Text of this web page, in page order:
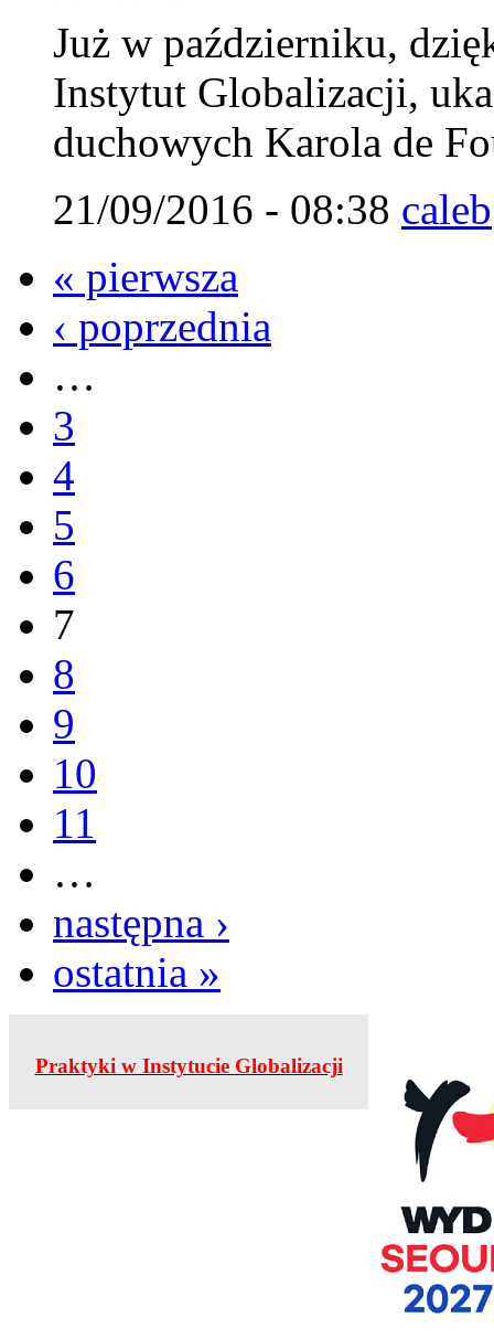
Już w październiku,
Instytut Globalizacji,
duchowych Karola de
21/09/2016 - 08:38 caleb
« pierwsza
‹ poprzednia
…
3
4
5
6
7
8
9
10
11
…
następna ›
ostatnia »
Praktyki w Instytucie Globalizacji